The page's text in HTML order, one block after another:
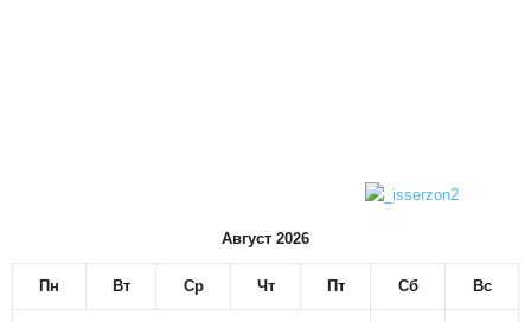
Август 2026
Пн Вт Ср Чт Пт Сб Вс